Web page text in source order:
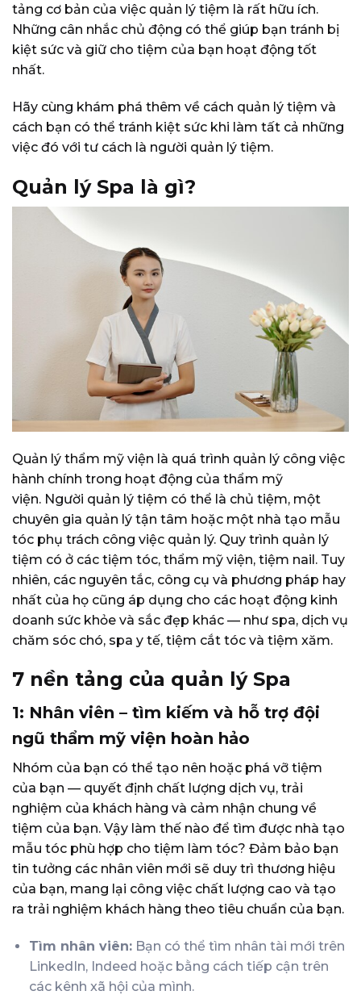
tảng cơ bản của việc quản lý tiệm là rất hữu ích.
Những cân nhắc chủ động có thể giúp bạn tránh bị
kiệt sức và giữ cho tiệm của bạn hoạt động tốt
nhất.
Hãy cùng khám phá thêm về cách quản lý tiệm và
cách bạn có thể tránh kiệt sức khi làm tất cả những
việc đó với tư cách là người quản lý tiệm.
Quản lý Spa là gì?
Quản lý thẩm mỹ viện là quá trình quản lý công việc
hành chính trong hoạt động của thẩm mỹ
viện. Người quản lý tiệm có thể là chủ tiệm, một
chuyên gia quản lý tận tâm hoặc một nhà tạo mẫu
tóc phụ trách công việc quản lý. Quy trình quản lý
tiệm có ở các tiệm tóc, thẩm mỹ viện, tiệm nail. Tuy
nhiên, các nguyên tắc, công cụ và phương pháp hay
nhất của họ cũng áp dụng cho các hoạt động kinh
doanh sức khỏe và sắc đẹp khác — như spa, dịch vụ
chăm sóc chó, spa y tế, tiệm cắt tóc và tiệm xăm.
7 nền tảng của quản lý Spa
1: Nhân viên – tìm kiếm và hỗ trợ đội
ngũ thẩm mỹ viện hoàn hảo
Nhóm của bạn có thể tạo nên hoặc phá vỡ tiệm
của bạn — quyết định chất lượng dịch vụ, trải
nghiệm của khách hàng và cảm nhận chung về
tiệm của bạn. Vậy làm thế nào để tìm được nhà tạo
mẫu tóc phù hợp cho tiệm làm tóc? Đảm bảo bạn
tin tưởng các nhân viên mới sẽ duy trì thương hiệu
của bạn, mang lại công việc chất lượng cao và tạo
ra trải nghiệm khách hàng theo tiêu chuẩn của bạn.
Tìm nhân viên:Bạn có thể tìm nhân tài mới trên
LinkedIn, Indeed hoặc bằng cách tiếp cận trên
các kênh xã hội của mình.